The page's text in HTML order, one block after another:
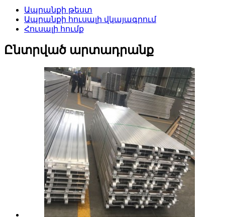
Ապրանքի թեստ
Ապրանքի հուսալի վկայագրում
Հուսալի հումք
Ընտրված արտադրանք